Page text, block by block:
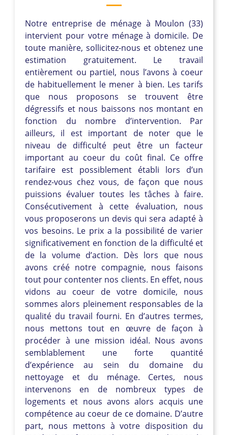
Notre entreprise de ménage à Moulon (33)
intervient pour votre ménage à domicile. De
toute manière, sollicitez-nous et obtenez une
estimation gratuitement. Le travail
entièrement ou partiel, nous l’avons à coeur
de habituellement le mener à bien. Les tarifs
que nous proposons se trouvent être
dégressifs et nous baissons nos montant en
fonction du nombre d’intervention. Par
ailleurs, il est important de noter que le
niveau de difficulté peut être un facteur
important au coeur du coût final. Ce offre
tarifaire est possiblement établi lors d’un
rendez-vous chez vous, de façon que nous
puissions évaluer toutes les tâches à faire.
Consécutivement à cette évaluation, nous
vous proposerons un devis qui sera adapté à
vos besoins. Le prix a la possibilité de varier
significativement en fonction de la difficulté et
de la volume d’action. Dès lors que nous
avons créé notre compagnie, nous faisons
tout pour contenter nos clients. En effet, nous
vidons au coeur de votre domicile, nous
sommes alors pleinement responsables de la
qualité du travail fourni. En d’autres termes,
nous mettons tout en œuvre de façon à
procéder à une mission idéal. Nous avons
semblablement une forte quantité
d’expérience au sein du domaine du
nettoyage et du ménage. Certes, nous
intervenons en de nombreux types de
logements et nous avons alors acquis une
compétence au coeur de ce domaine. D’autre
part, nous mettons à votre disposition du